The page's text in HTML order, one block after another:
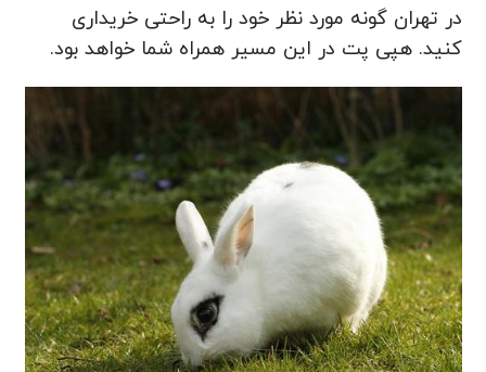
در تهران گونه مورد نظر خود را به راحتی خریداری
کنید. هپی پت در این مسیر همراه شما خواهد بود.